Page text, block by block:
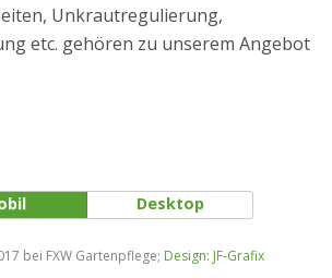
Unkrautregulierung,
etc. gehören zu unserem Angebot
Desktop
bei FXW Gartenpflege; Design: JF-Grafix